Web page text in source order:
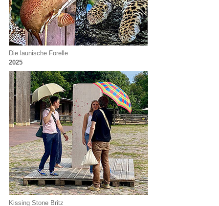
Die launische Forelle
2025
Kissing Stone Britz